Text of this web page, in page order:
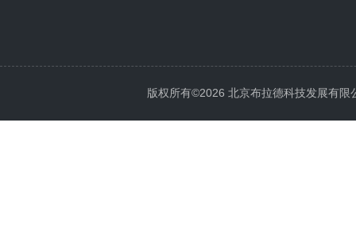
版权所有©2026 北京布拉德科技发展有